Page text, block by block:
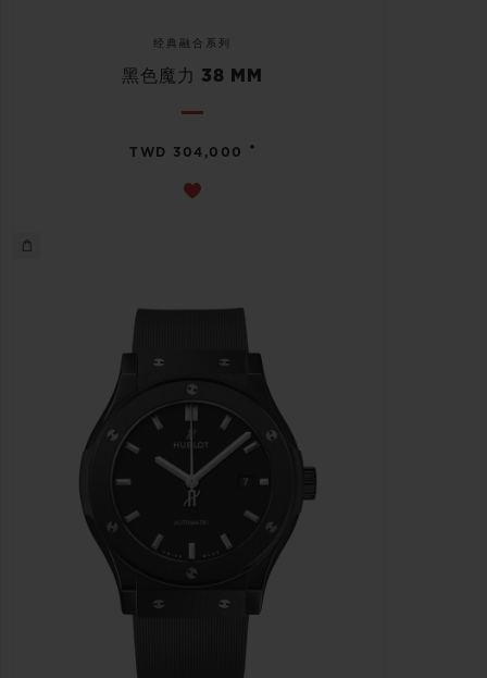
经典融合系列
黑色魔力 38 MM
TWD 304,000 •